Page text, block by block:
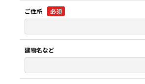
ご住所 必須
建物名など